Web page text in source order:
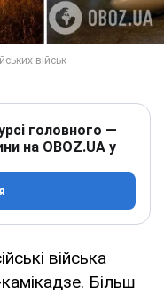
головного —
на OBOZ.UA у
війська
Більш